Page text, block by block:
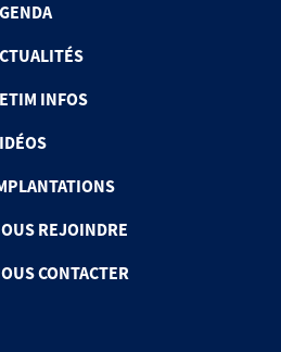
INFOS
REJOINDRE
CONTACTER